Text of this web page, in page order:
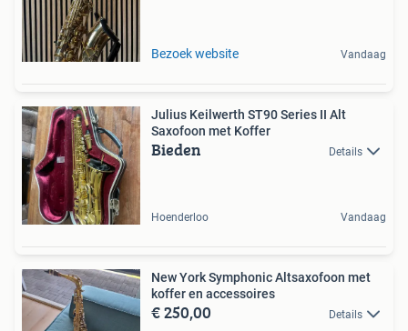
Bezoek website Vandaag
Julius Keilwerth ST90 Series II Alt
Saxofoon met Koffer
Bieden Details
Hoenderloo Vandaag
New York Symphonic Altsaxofoon met
koffer en accessoires
€ 250,00 Details